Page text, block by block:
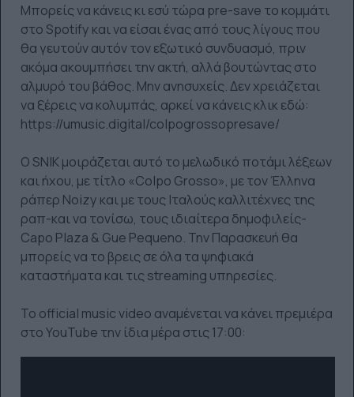
Μπορείς να κάνεις κι εσύ τώρα pre-save το κομμάτι
στο Spotify και να είσαι ένας από τους λίγους που
θα γευτούν αυτόν τον εξωτικό συνδυασμό, πριν
ακόμα ακουμπήσει την ακτή, αλλά βουτώντας στο
αλμυρό του βάθος. Μην ανησυχείς. Δεν χρειάζεται
να ξέρεις να κολυμπάς, αρκεί να κάνεις κλικ εδώ:
https://umusic.digital/colpogrossopresave/
Ο SNIK μοιράζεται αυτό το μελωδικό ποτάμι λέξεων
και ήχου, με τίτλο «Colpo Grosso», με τον Έλληνα
ράπερ Noizy και με τους Ιταλούς καλλιτέχνες της
ραπ-και να τονίσω, τους ιδιαίτερα δημοφιλείς-
Capo Plaza & Gue Pequeno. Την Παρασκευή θα
μπορείς να το βρεις σε όλα τα ψηφιακά
καταστήματα και τις streaming υπηρεσίες.
Το official music video αναμένεται να κάνει πρεμιέρα
στο YouTube την ίδια μέρα στις 17:00: